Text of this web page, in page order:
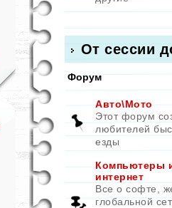
От сессии
Форум
Авто\Мото
Этот форум
любителей
езды
Компьютеры
интернет
Все о софте,
глобальной